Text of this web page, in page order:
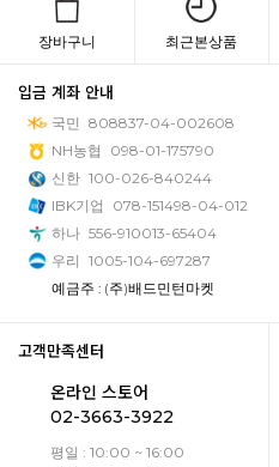
장바구니 최근본상품
입금 계좌 안내
국민 808837-04-002608
NH농협
098-01-175790
신한 100-026-840244
IBK기업
078-151498-04-012
하나 556-910013-65404
우리 1005-104-697287
예금주 : (주)배드민턴마켓
고객만족센터
온라인 스토어
02-3663-3922
평일 : 10:00 ~ 16:00